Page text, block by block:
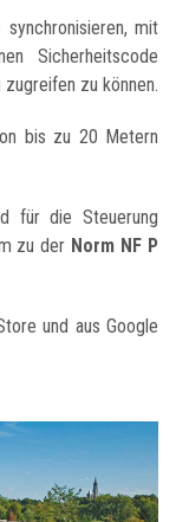
mit
Sicherheitscode
zu können.
bis zu 20 Metern
für die Steuerung
zu der Norm NF P
und aus Google